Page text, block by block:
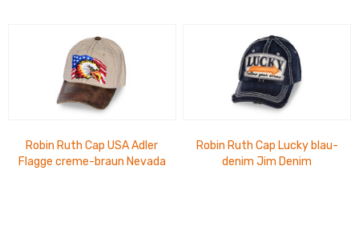
Robin Ruth Cap USA Adler
Flagge creme-braun Nevada
Robin Ruth Cap Lucky blau-
denim Jim Denim